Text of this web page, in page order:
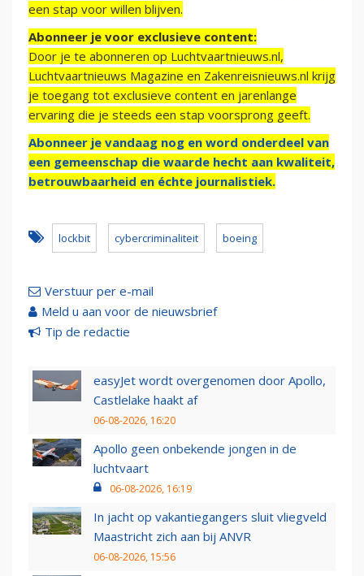
een stap voor willen blijven.
Abonneer je voor exclusieve content:
Door je te abonneren op Luchtvaartnieuws.nl,
Luchtvaartnieuws Magazine en Zakenreisnieuws.nl krijg
je toegang tot exclusieve content en jarenlange
ervaring die je steeds een stap voorsprong geeft.
Abonneer je vandaag nog en word onderdeel van
een gemeenschap die waarde hecht aan kwaliteit,
betrouwbaarheid en échte journalistiek.
lockbit cybercriminaliteit boeing
Verstuur per e-mail
Meld u aan voor de nieuwsbrief
Tip de redactie
easyJet wordt overgenomen door Apollo,
Castlelake haakt af
06-08-2026, 16:20
Apollo geen onbekende jongen in de
luchtvaart
06-08-2026, 16:19
In jacht op vakantiegangers sluit vliegveld
Maastricht zich aan bij ANVR
06-08-2026, 15:56